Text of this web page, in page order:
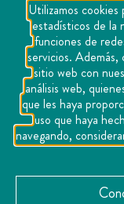
Utilizamos
estadísticos de la
funciones de
servicios.
sitio web con
análisis web,
que les haya
uso que haya
navegando,